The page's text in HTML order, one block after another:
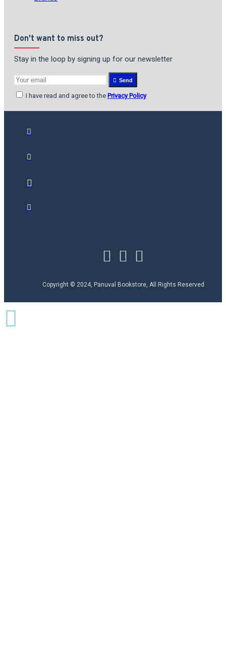
Don't want to miss out?
Stay in the loop by signing up for our newsletter
Send
I have read and agree to the Privacy Policy
Copyright © 2024, Panuval Bookstore, All Rights Reserved